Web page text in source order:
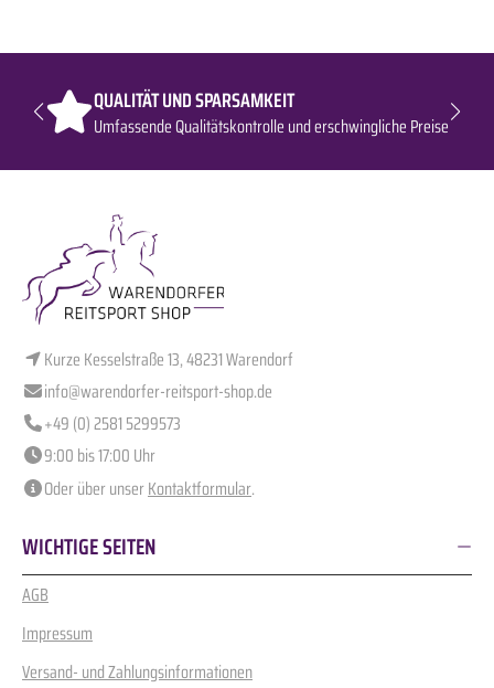
QUALITÄT UND SPARSAMKEIT
Umfassende Qualitätskontrolle und erschwingliche Preise
Kurze Kesselstraße 13, 48231 Warendorf
info@warendorfer-reitsport-shop.de
+49 (0) 2581 5299573
9:00 bis 17:00 Uhr
Oder über unserKontaktformular.
WICHTIGE SEITEN
AGB
Impressum
Versand- und Zahlungsinformationen